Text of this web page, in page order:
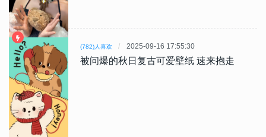
(782)人喜欢 2025-09-16 17:55:30
被问爆的秋日复古可爱壁纸 速来抱走